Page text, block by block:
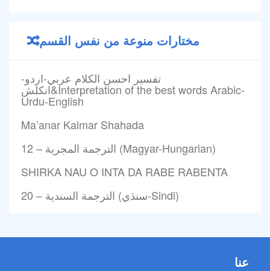
مختارات منوعة من نفس القسم
تفسير احسن الكلام عربي-اردو-
انكلش&Interpretation of the best words Arabic-
Urdu-English
Ma’anar Kalmar Shahada
12 – الترجمة المجرية (Magyar-Hungarian)
SHIRKA NAU O INTA DA RABE RABENTA
20 – الترجمة السندية (سنڌي-Sindi)
عنا